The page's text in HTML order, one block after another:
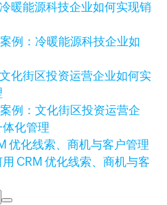
例：冷暖能源科技企业如
例：文化街区投资运营企
化管理
CRM 优化线索、商机与客